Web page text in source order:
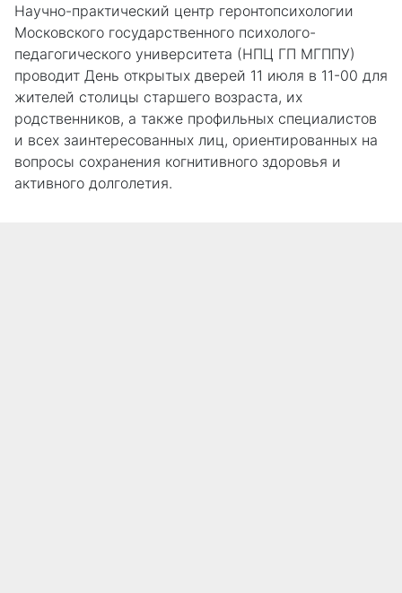
Научно-практический центр геронтопсихологии
Московского государственного психолого-
педагогического университета (НПЦ ГП МГППУ)
проводит День открытых дверей 11 июля в 11-00 для
жителей столицы старшего возраста, их
родственников, а также профильных специалистов
и всех заинтересованных лиц, ориентированных на
вопросы сохранения когнитивного здоровья и
активного долголетия.